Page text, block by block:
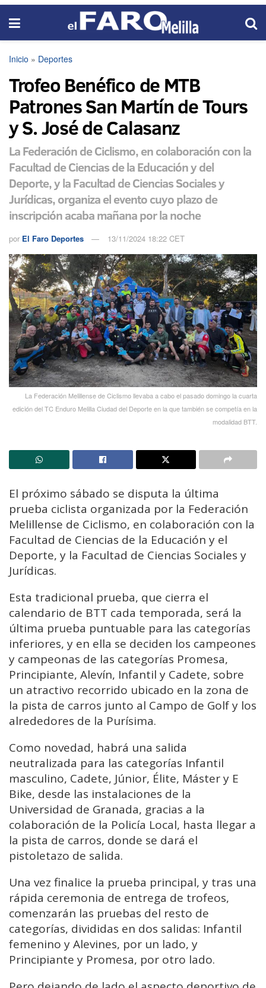
Inicio » Deportes
Trofeo Benéfico de MTB
Patrones San Martín de Tours
y S. José de Calasanz
La Federación de Ciclismo, en colaboración con la
Facultad de Ciencias de la Educación y del
Deporte, y la Facultad de Ciencias Sociales y
Jurídicas, organiza el evento cuyo plazo de
inscripción acaba mañana por la noche
por El Faro Deportes 13/11/2024 18:22 CET
La Federación Melillense de Ciclismo llevaba a cabo el pasado domingo la cuarta
edición del TC Enduro Melilla Ciudad del Deporte en la que también se competía en la
modalidad BTT.
El próximo sábado se disputa la última
prueba ciclista organizada por la Federación
Melillense de Ciclismo, en colaboración con la
Facultad de Ciencias de la Educación y el
Deporte, y la Facultad de Ciencias Sociales y
Jurídicas.
Esta tradicional prueba, que cierra el
calendario de BTT cada temporada, será la
última prueba puntuable para las categorías
inferiores, y en ella se deciden los campeones
y campeonas de las categorías Promesa,
Principiante, Alevín, Infantil y Cadete, sobre
un atractivo recorrido ubicado en la zona de
la pista de carros junto al Campo de Golf y los
alrededores de la Purísima.
Como novedad, habrá una salida
neutralizada para las categorías Infantil
masculino, Cadete, Júnior, Élite, Máster y E
Bike, desde las instalaciones de la
Universidad de Granada, gracias a la
colaboración de la Policía Local, hasta llegar a
la pista de carros, donde se dará el
pistoletazo de salida.
Una vez finalice la prueba principal, y tras una
rápida ceremonia de entrega de trofeos,
comenzarán las pruebas del resto de
categorías, divididas en dos salidas: Infantil
femenino y Alevines, por un lado, y
Principiante y Promesa, por otro lado.